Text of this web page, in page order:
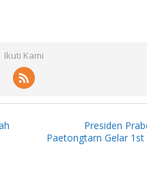
Ikuti Kami
Presiden
Paetongtarn Gelar 1st